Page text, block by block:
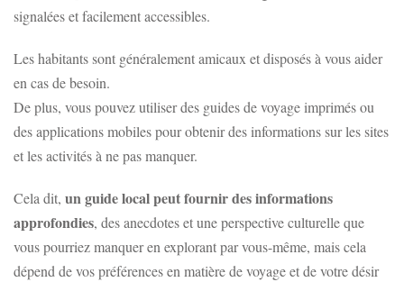
signalées et facilement accessibles.
Les habitants sont généralement amicaux et disposés à vous aider
en cas de besoin.
De plus, vous pouvez utiliser des guides de voyage imprimés ou
des applications mobiles pour obtenir des informations sur les sites
et les activités à ne pas manquer.
Cela dit, un guide local peut fournir des informations
approfondies, des anecdotes et une perspective culturelle que
vous pourriez manquer en explorant par vous-même, mais cela
dépend de vos préférences en matière de voyage et de votre désir